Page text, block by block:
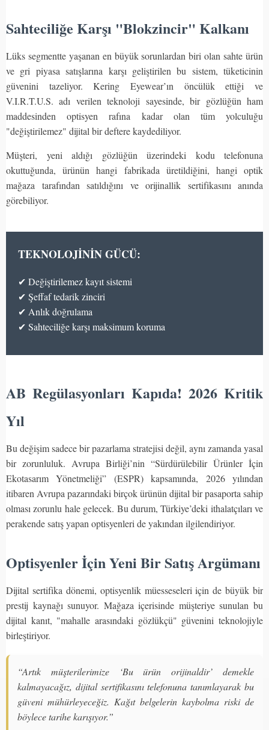
Sahteciliğe Karşı "Blokzincir" Kalkanı
Lüks segmentte yaşanan en büyük sorunlardan biri olan sahte ürün
ve gri piyasa satışlarına karşı geliştirilen bu sistem, tüketicinin
güvenini tazeliyor. Kering Eyewear’ın öncülük ettiği ve
V.I.R.T.U.S. adı verilen teknoloji sayesinde, bir gözlüğün ham
maddesinden optisyen rafına kadar olan tüm yolculuğu
"değiştirilemez" dijital bir deftere kaydediliyor.
Müşteri, yeni aldığı gözlüğün üzerindeki kodu telefonuna
okuttuğunda, ürünün hangi fabrikada üretildiğini, hangi optik
mağaza tarafından satıldığını ve orijinallik sertifikasını anında
görebiliyor.
TEKNOLOJİNİN GÜCÜ:
✔ Değiştirilemez kayıt sistemi
✔ Şeffaf tedarik zinciri
✔ Anlık doğrulama
✔ Sahteciliğe karşı maksimum koruma
AB Regülasyonları Kapıda! 2026 Kritik
Yıl
Bu değişim sadece bir pazarlama stratejisi değil, aynı zamanda yasal
bir zorunluluk. Avrupa Birliği’nin “Sürdürülebilir Ürünler İçin
Ekotasarım Yönetmeliği” (ESPR) kapsamında, 2026 yılından
itibaren Avrupa pazarındaki birçok ürünün dijital bir pasaporta sahip
olması zorunlu hale gelecek. Bu durum, Türkiye’deki ithalatçıları ve
perakende satış yapan optisyenleri de yakından ilgilendiriyor.
Optisyenler İçin Yeni Bir Satış Argümanı
Dijital sertifika dönemi, optisyenlik müesseseleri için de büyük bir
prestij kaynağı sunuyor. Mağaza içerisinde müşteriye sunulan bu
dijital kanıt, "mahalle arasındaki gözlükçü" güvenini teknolojiyle
birleştiriyor.
“Artık müşterilerimize ‘Bu ürün orijinaldir’ demekle
kalmayacağız, dijital sertifikasını telefonuna tanımlayarak bu
güveni mühürleyeceğiz. Kağıt belgelerin kaybolma riski de
böylece tarihe karışıyor.”